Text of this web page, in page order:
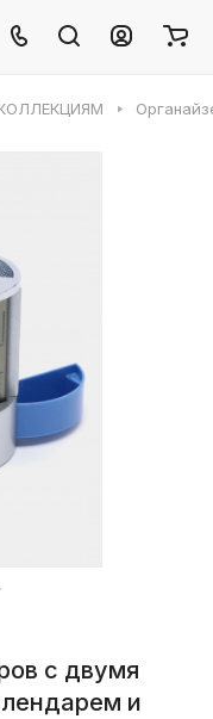
с двумя
и